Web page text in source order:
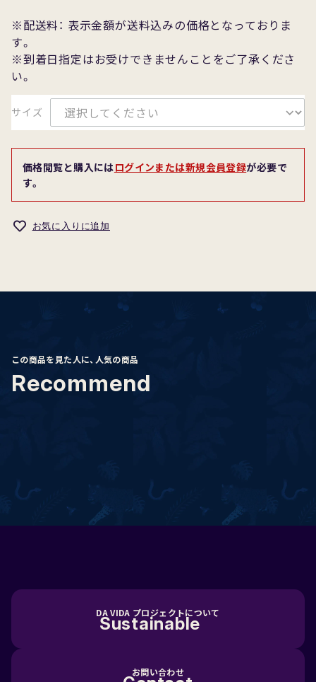
※配送料： 表示金額が送料込みの価格となっておりま
す。
※到着日指定はお受けできませんことをご了承くださ
い。
サイズ
価格閲覧と購入にはログインまたは新規会員登録が必要で
す。
お気に入りに追加
この商品を見た人に、人気の商品
Recommend
DA VIDA プロジェクトについて
Sustainable
お問い合わせ